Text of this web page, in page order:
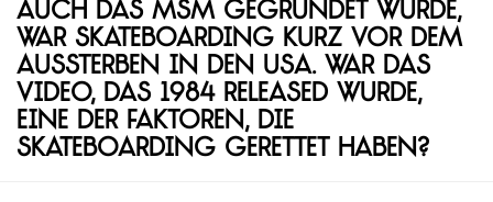
auch das MSM gegründet wurde,
war Skateboarding kurz vor dem
Aussterben in den USA. War das
Video, das 1984 released wurde,
eine der Faktoren, die
Skateboarding gerettet haben?